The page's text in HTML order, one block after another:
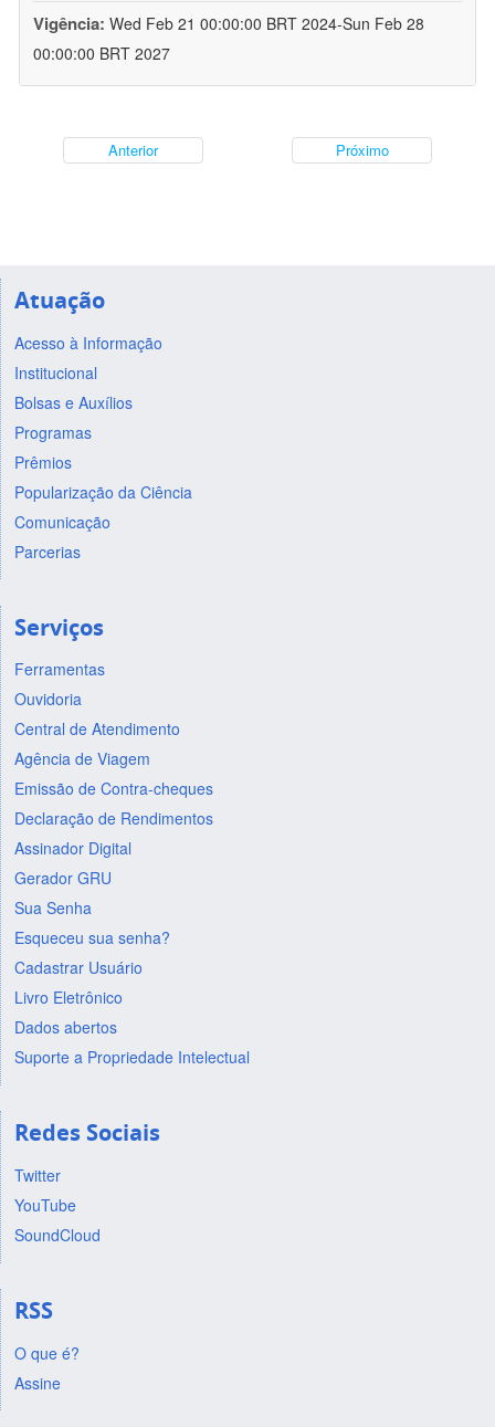
Vigência: Wed Feb 21 00:00:00 BRT 2024-Sun Feb 28
00:00:00 BRT 2027
Anterior Próximo
Atuação
Acesso à Informação
Institucional
Bolsas e Auxílios
Programas
Prêmios
Popularização da Ciência
Comunicação
Parcerias
Serviços
Ferramentas
Ouvidoria
Central de Atendimento
Agência de Viagem
Emissão de Contra-cheques
Declaração de Rendimentos
Assinador Digital
Gerador GRU
Sua Senha
Esqueceu sua senha?
Cadastrar Usuário
Livro Eletrônico
Dados abertos
Suporte a Propriedade Intelectual
Redes Sociais
Twitter
YouTube
SoundCloud
RSS
O que é?
Assine